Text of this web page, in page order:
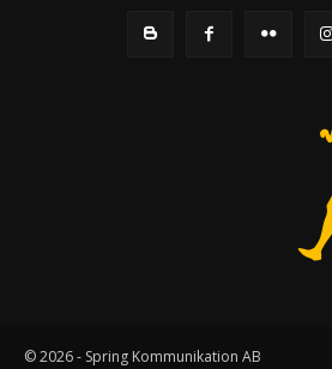
© 2026 - Spring Kommunikation AB